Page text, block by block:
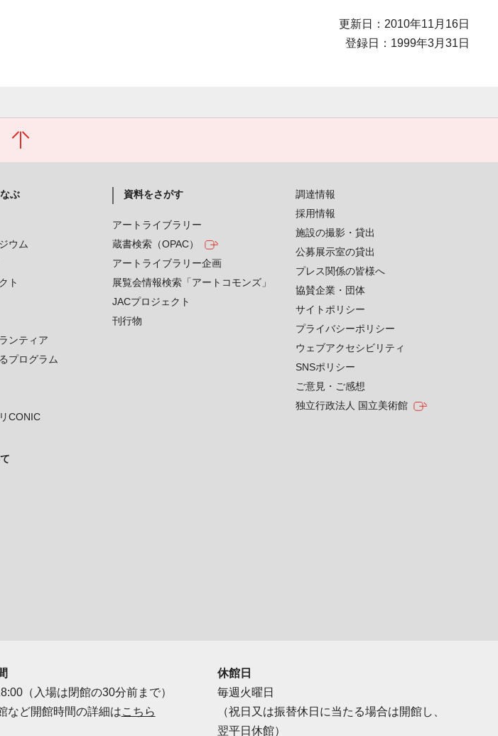
更新日：2010年11月16日
登録日：1999年3月31日
ぶ
ウム
ト
ンティア
プログラム
CONIC
資料をさがす
アートライブラリー
蔵書検索（OPAC）
アートライブラリー企画
展覧会情報検索「アートコモンズ」
JACプロジェクト
刊行物
調達情報
採用情報
施設の撮影・貸出
公募展示室の貸出
プレス関係の皆様へ
協賛企業・団体
サイトポリシー
プライバシーポリシー
ウェブアクセシビリティ
SNSポリシー
ご意見・ご感想
独立行政法人 国立美術館
（入場は閉館の30分前まで）
など開館時間の詳細はこちら
休館日
毎週火曜日
（祝日又は振替休日に当たる場合は開館し、
翌平日休館）